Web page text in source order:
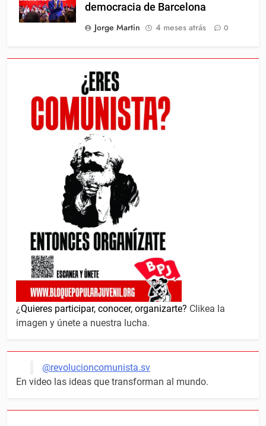
democracia de Barcelona
Jorge Martin
4 meses atrás 0
¿Quieres participar, conocer, organizarte? Clikea la
imagen y únete a nuestra lucha.
@revolucioncomunista.sv
En video las ideas que transforman al mundo.